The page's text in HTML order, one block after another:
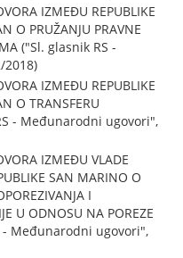
IZMEĐU REPUBLIKE
O PRUŽANJU PRAVNE
("Sl. glasnik RS -
IZMEĐU REPUBLIKE
O TRANSFERU
- Međunarodni ugovori",
IZMEĐU VLADE
SAN MARINO O
I
U ODNOSU NA POREZE
- Međunarodni ugovori",